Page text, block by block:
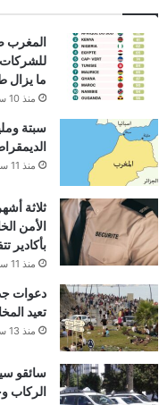
للشركات
ما يزال
منذ 10 ساعات
سبتة
منذ 11 ساعة
ثلاثة
الأمن
بأكادير
منذ 11 ساعة
دعوات
تعيد
منذ 13 ساعة
سائقو
الركاب